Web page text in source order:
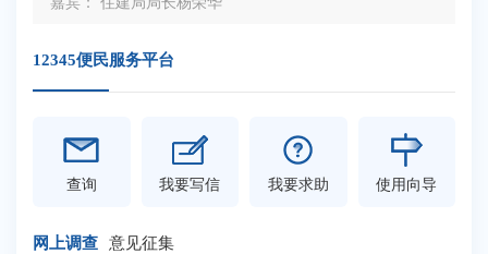
12345便民服务平台
查询 我要写信 我要求助 使用向导
网上调查 意见征集